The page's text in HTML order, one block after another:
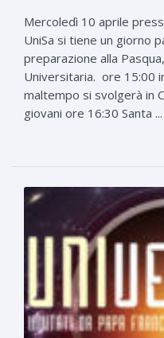
Mercoledì 10 aprile
UniSa si tiene un giorno
preparazione alla
Universitaria. ore 15:00
maltempo si svolgerà in
giovani ore 16:30 Santa ...